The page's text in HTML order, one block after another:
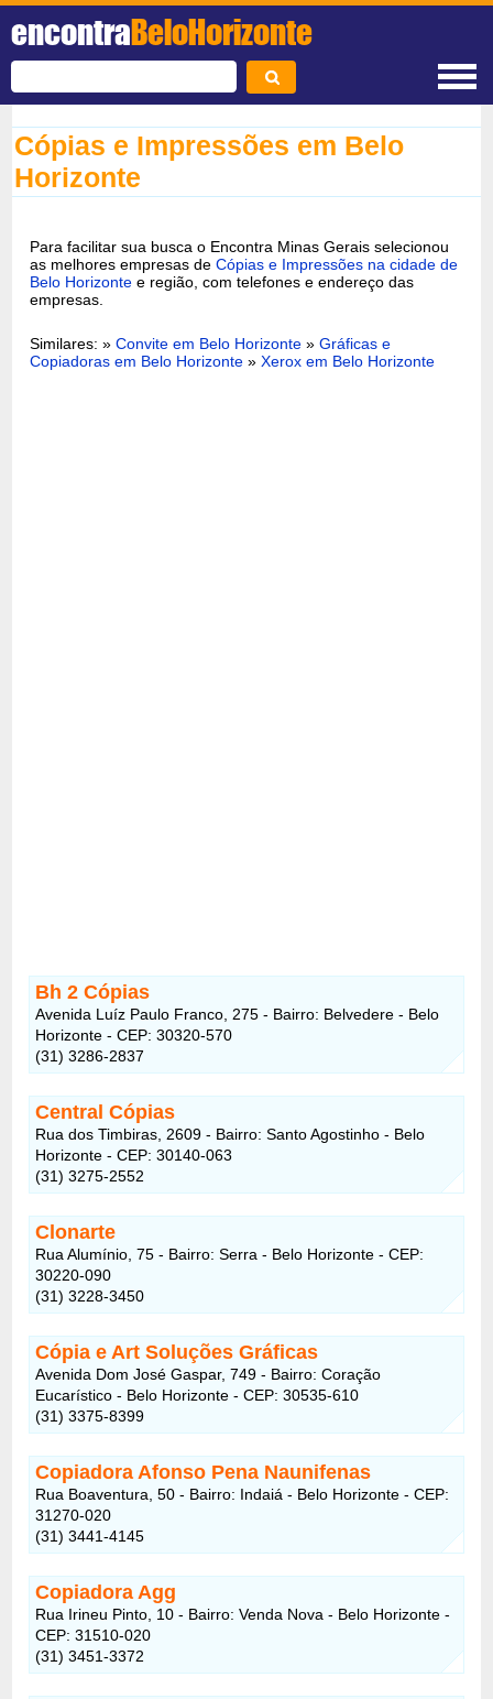
encontraBeloHorizonte
Cópias e Impressões em Belo
Horizonte
Para facilitar sua busca o Encontra Minas Gerais selecionou
as melhores empresas deCópias e Impressões na cidade de
Belo Horizonte e região, com telefones e endereço das
empresas.
Similares: »Convite em Belo Horizonte »Gráficas e
Copiadoras em Belo Horizonte »Xerox em Belo Horizonte
Bh 2 Cópias
Avenida Luíz Paulo Franco, 275 - Bairro: Belvedere - Belo
Horizonte - CEP: 30320-570
(31) 3286-2837
Central Cópias
Rua dos Timbiras, 2609 - Bairro: Santo Agostinho - Belo
Horizonte - CEP: 30140-063
(31) 3275-2552
Clonarte
Rua Alumínio, 75 - Bairro: Serra - Belo Horizonte - CEP:
30220-090
(31) 3228-3450
Cópia e Art Soluções Gráficas
Avenida Dom José Gaspar, 749 - Bairro: Coração
Eucarístico - Belo Horizonte - CEP: 30535-610
(31) 3375-8399
Copiadora Afonso Pena Naunifenas
Rua Boaventura, 50 - Bairro: Indaiá - Belo Horizonte - CEP:
31270-020
(31) 3441-4145
Copiadora Agg
Rua Irineu Pinto, 10 - Bairro: Venda Nova - Belo Horizonte -
CEP: 31510-020
(31) 3451-3372